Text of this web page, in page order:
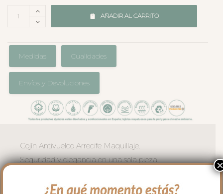
AÑADIR AL CARRITO
Medidas Cualidades
Envíos y Devoluciones
Cojín Antivuelco Arrecife Maquillaje.
Seguridad y elegancia en una sola pieza.
cuida la posición del bebé con la
×